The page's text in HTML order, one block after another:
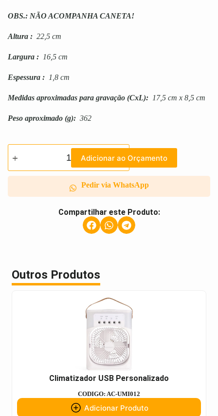
OBS.: NÃO ACOMPANHA CANETA!
Altura : 22,5 cm
Largura : 16,5 cm
Espessura : 1,8 cm
Medidas aproximadas para gravação (CxL): 17,5 cm x 8,5 cm
Peso aproximado (g): 362
Adicionar ao Orçamento
Pedir via WhatsApp
Compartilhar este Produto:
Outros Produtos
Climatizador USB Personalizado
CODIGO: AC-UMI012
Adicionar Produto